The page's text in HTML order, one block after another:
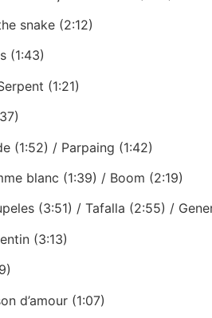
snake (2:12)
(1:43)
(1:21)
(1:52) / Parpaing (1:42)
blanc (1:39) / Boom (2:19)
(3:51) / Tafalla (2:55) /
(3:13)
d’amour (1:07)